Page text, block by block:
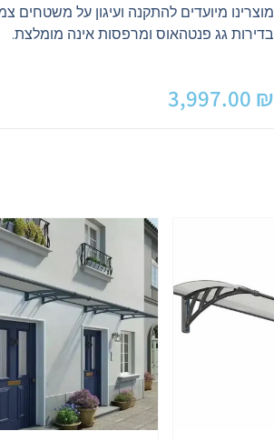
מוצרינו מיועדים להתקנה ועיגון על משטחים
בדירות גג פנטהאוס ומרפסות אינה מומלצת.
3,997.00 ₪